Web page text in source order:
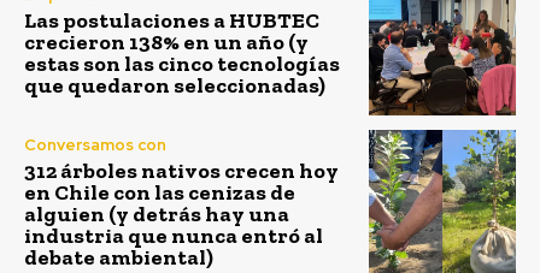
Las postulaciones a HUBTEC
crecieron 138% en un año (y
estas son las cinco tecnologías
que quedaron seleccionadas)
Conversamos con
312 árboles nativos crecen hoy
en Chile con las cenizas de
alguien (y detrás hay una
industria que nunca entró al
debate ambiental)